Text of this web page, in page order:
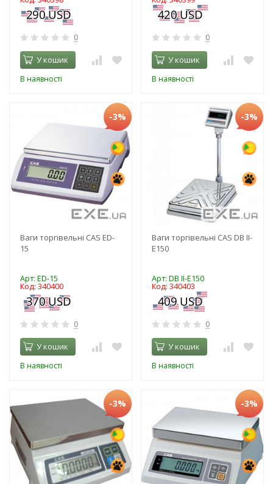
0
У кошик
В наявності
0
У кошик
В наявності
-3%
Ваги торгівельні CAS ED-
15
Арт: ED-15
Код: 340400
0
У кошик
В наявності
-3%
Ваги торгівельні CAS DB II-
E150
Арт: DB II-E150
Код: 340403
0
У кошик
В наявності
-3% -3%